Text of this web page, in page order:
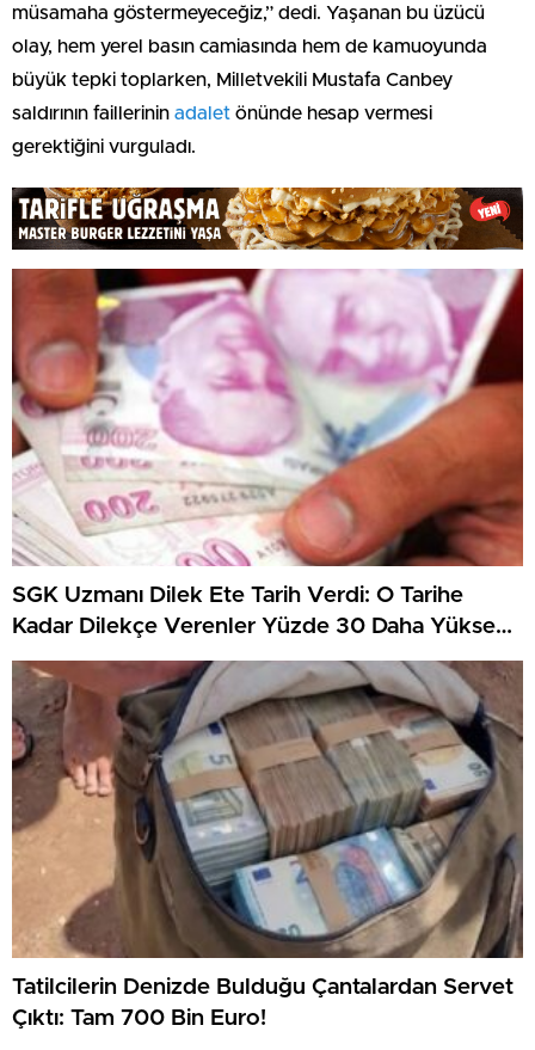
müsamaha göstermeyeceğiz,” dedi. Yaşanan bu üzücü
olay, hem yerel basın camiasında hem de kamuoyunda
büyük tepki toplarken, Milletvekili Mustafa Canbey
saldırının faillerinin adalet önünde hesap vermesi
gerektiğini vurguladı.
SGK Uzmanı Dilek Ete Tarih Verdi: O Tarihe
Kadar Dilekçe Verenler Yüzde 30 Daha Yüksek
Maaş Alacak!
Tatilcilerin Denizde Bulduğu Çantalardan Servet
Çıktı: Tam 700 Bin Euro!